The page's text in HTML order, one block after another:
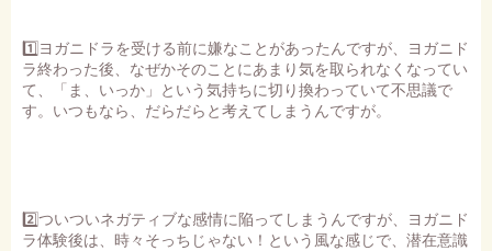
1️⃣ヨガニドラを受ける前に嫌なことがあったんですが、ヨガニド
ラ終わった後、なぜかそのことにあまり気を取られなくなってい
て、「ま、いっか」という気持ちに切り換わっていて不思議で
す。いつもなら、だらだらと考えてしまうんですが。
2️⃣ついついネガティブな感情に陥ってしまうんですが、ヨガニド
ラ体験後は、時々そっちじゃない！という風な感じで、潜在意識